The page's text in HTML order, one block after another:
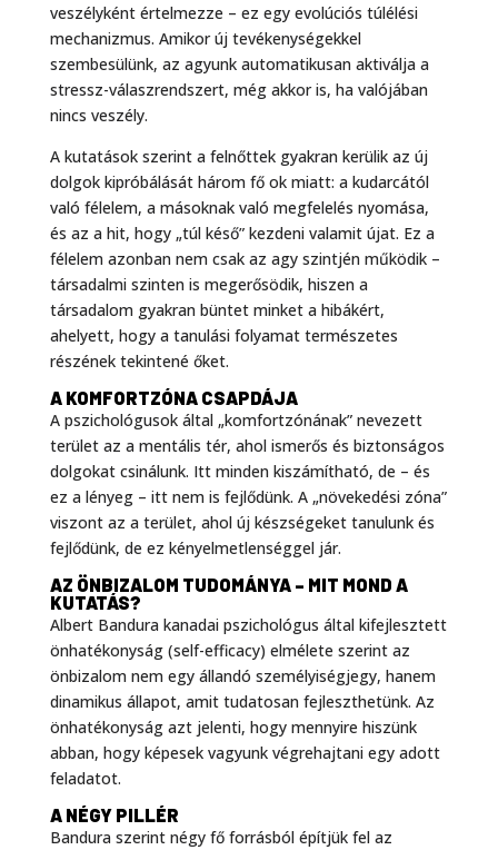
veszélyként értelmezze – ez egy evolúciós túlélési
mechanizmus. Amikor új tevékenységekkel
szembesülünk, az agyunk automatikusan aktiválja a
stressz-válaszrendszert, még akkor is, ha valójában
nincs veszély.
A kutatások szerint a felnőttek gyakran kerülik az új
dolgok kipróbálását három fő ok miatt: a kudarcától
való félelem, a másoknak való megfelelés nyomása,
és az a hit, hogy „túl késő” kezdeni valamit újat. Ez a
félelem azonban nem csak az agy szintjén működik –
társadalmi szinten is megerősödik, hiszen a
társadalom gyakran büntet minket a hibákért,
ahelyett, hogy a tanulási folyamat természetes
részének tekintené őket.
A KOMFORTZÓNA CSAPDÁJA
A pszichológusok által „komfortzónának” nevezett
terület az a mentális tér, ahol ismerős és biztonságos
dolgokat csinálunk. Itt minden kiszámítható, de – és
ez a lényeg – itt nem is fejlődünk. A „növekedési zóna”
viszont az a terület, ahol új készségeket tanulunk és
fejlődünk, de ez kényelmetlenséggel jár.
AZ ÖNBIZALOM TUDOMÁNYA – MIT MOND A
KUTATÁS?
Albert Bandura kanadai pszichológus által kifejlesztett
önhatékonyság (self-efficacy) elmélete szerint az
önbizalom nem egy állandó személyiségjegy, hanem
dinamikus állapot, amit tudatosan fejleszthetünk. Az
önhatékonyság azt jelenti, hogy mennyire hiszünk
abban, hogy képesek vagyunk végrehajtani egy adott
feladatot.
A NÉGY PILLÉR
Bandura szerint négy fő forrásból építjük fel az